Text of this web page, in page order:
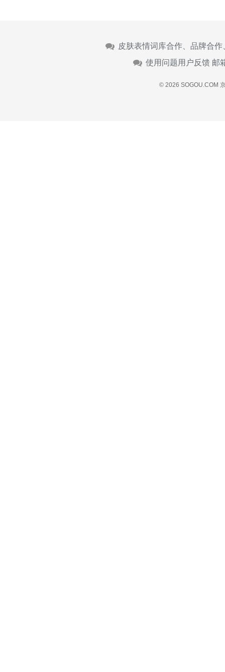
皮肤表情词库合作、品牌合
使用问题用户反馈 邮
© 2026 SOGOU.COM